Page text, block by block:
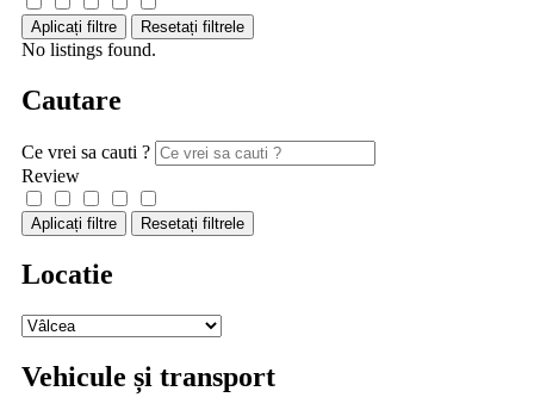
Aplicați filtre Resetați filtrele
No listings found.
Cautare
Ce vrei sa cauti ?
Review
Aplicați filtre Resetați filtrele
Locatie
Vehicule și transport